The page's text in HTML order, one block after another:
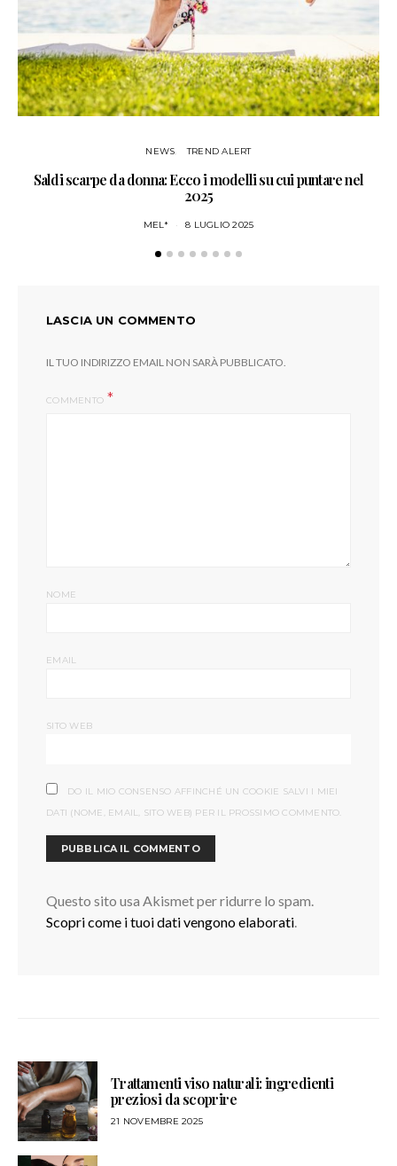
NEWS TREND ALERT
Saldi scarpe da donna: Ecco i modelli su cui puntare nel
2025
MEL* 8 LUGLIO 2025
LASCIA UN COMMENTO
IL TUO INDIRIZZO EMAIL NON SARÀ PUBBLICATO.
COMMENTO
NOME
EMAIL
SITO WEB
DO IL MIO CONSENSO AFFINCHÉ UN COOKIE SALVI I MIEI
DATI (NOME, EMAIL, SITO WEB) PER IL PROSSIMO COMMENTO.
Questo sito usa Akismet per ridurre lo spam.
Scopri come i tuoi dati vengono elaborati.
Trattamenti viso naturali: ingredienti
preziosi da scoprire
21 NOVEMBRE 2025